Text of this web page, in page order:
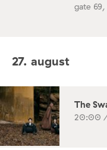
gate 69,
27. august
The
20:00